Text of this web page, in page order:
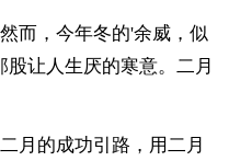
，今年冬的'余威，似
让人生厌的寒意。二月
的成功引路，用二月